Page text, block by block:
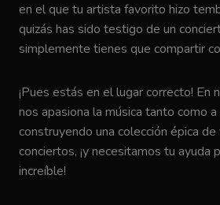
en el que tu artista favorito hizo
quizás has sido testigo de un
simplemente tienes que compartir
¡Pues estás en el lugar correcto! En
nos apasiona la música tanto como
construyendo una colección épica
conciertos, ¡y necesitamos tu ayuda
increíble!